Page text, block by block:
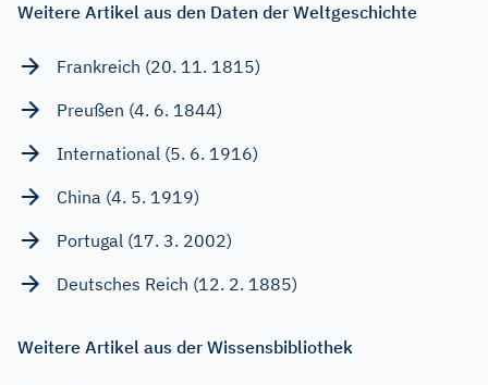
Weitere Artikel aus den Daten der Weltgeschichte
Frankreich (20. 11. 1815)
Preußen (4. 6. 1844)
International (5. 6. 1916)
China (4. 5. 1919)
Portugal (17. 3. 2002)
Deutsches Reich (12. 2. 1885)
Weitere Artikel aus der Wissensbibliothek